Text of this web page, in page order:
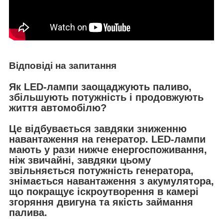
Відповіді на запитання
Як LED-лампи заощаджують паливо,
збільшують потужність і продовжують
життя автомобілю?
Це відбувається завдяки зниженню
навантаження на генератор. LED-лампи
мають у рази нижче енергоспоживання,
ніж звичайні, завдяки цьому
звільняється потужність генератора,
знімається навантаження з акумулятора,
що покращує іскроутворення в камері
згоряння двигуна та якість займання
палива.